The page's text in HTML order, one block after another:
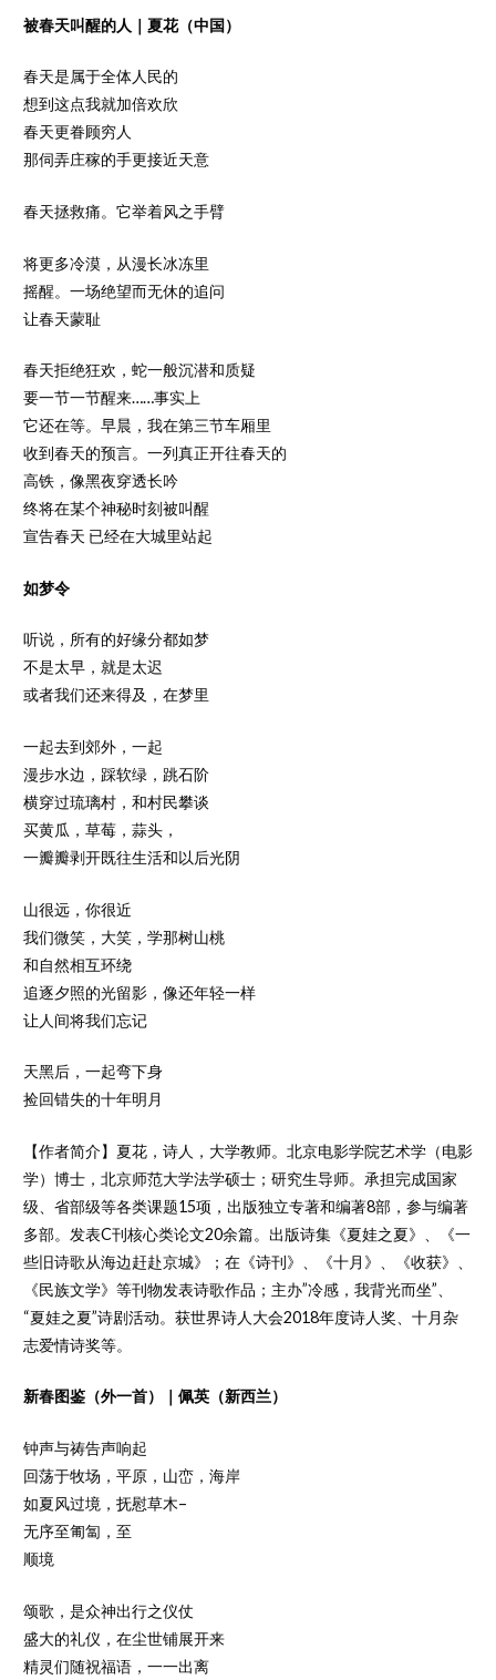
被春天叫醒的人｜夏花（中国）
春天是属于全体人民的
想到这点我就加倍欢欣
春天更眷顾穷人
那伺弄庄稼的手更接近天意
春天拯救痛。它举着风之手臂
将更多冷漠，从漫长冰冻里
摇醒。一场绝望而无休的追问
让春天蒙耻
春天拒绝狂欢，蛇一般沉潜和质疑
要一节一节醒来……事实上
它还在等。早晨，我在第三节车厢里
收到春天的预言。一列真正开往春天的
高铁，像黑夜穿透长吟
终将在某个神秘时刻被叫醒
宣告春天 已经在大城里站起
如梦令
听说，所有的好缘分都如梦
不是太早，就是太迟
或者我们还来得及，在梦里
一起去到郊外，一起
漫步水边，踩软绿，跳石阶
横穿过琉璃村，和村民攀谈
买黄瓜，草莓，蒜头，
一瓣瓣剥开既往生活和以后光阴
山很远，你很近
我们微笑，大笑，学那树山桃
和自然相互环绕
追逐夕照的光留影，像还年轻一样
让人间将我们忘记
天黑后，一起弯下身
捡回错失的十年明月
【作者简介】夏花，诗人，大学教师。北京电影学院艺术学（电影
学）博士，北京师范大学法学硕士；研究生导师。承担完成国家
级、省部级等各类课题15项，出版独立专著和编著8部，参与编著
多部。发表C刊核心类论文20余篇。出版诗集《夏娃之夏》、《一
些旧诗歌从海边赶赴京城》；在《诗刊》、《十月》、《收获》、
《民族文学》等刊物发表诗歌作品；主办”冷感，我背光而坐”、
“夏娃之夏”诗剧活动。获世界诗人大会2018年度诗人奖、十月杂
志爱情诗奖等。
新春图鉴（外一首）｜佩英（新西兰）
钟声与祷告声响起
回荡于牧场，平原，山峦，海岸
如夏风过境，抚慰草木–
无序至匍匐，至
顺境
颂歌，是众神出行之仪仗
盛大的礼仪，在尘世铺展开来
精灵们随祝福语，一一出离